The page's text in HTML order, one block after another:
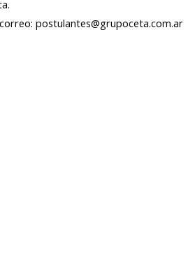
postulantes@grupoceta.com.ar